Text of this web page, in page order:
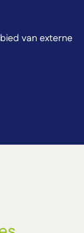
van externe